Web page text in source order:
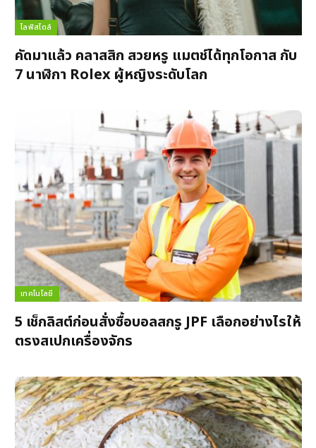
ไลฟ์สไตล์
คัดมาแล้ว คลาสสิก สวยหรู แมตช์ได้ทุกโอกาส กับ
7 นาฬิกา Rolex ผู้หญิงระดับโลก
เทคโนโลยี
5 เช็กลิสต์ก่อนสั่งซื้อบอลสกรู JPF เลือกอย่างไรให้
ตรงสเปกเครื่องจักร